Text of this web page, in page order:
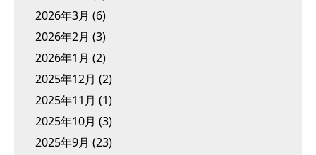
2026年3月 (6)
2026年2月 (3)
2026年1月 (2)
2025年12月 (2)
2025年11月 (1)
2025年10月 (3)
2025年9月 (23)